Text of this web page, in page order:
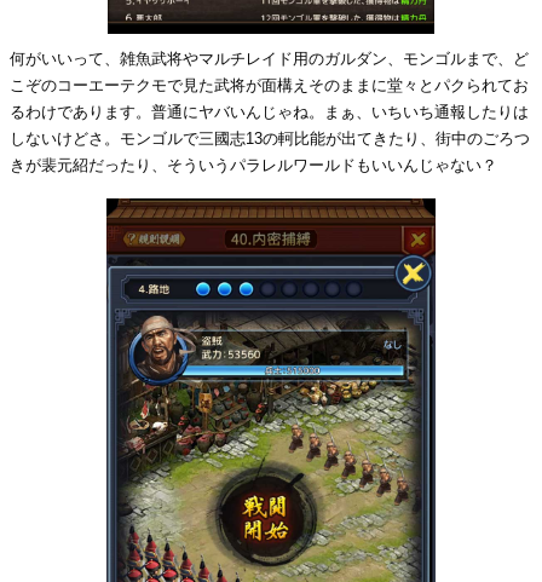
何がいいって、雑魚武将やマルチレイド用のガルダン、モンゴルまで、ど
こぞのコーエーテクモで見た武将が面構えそのままに堂々とパクられてお
るわけであります。普通にヤバいんじゃね。まぁ、いちいち通報したりは
しないけどさ。モンゴルで三國志13の軻比能が出てきたり、街中のごろつ
きが裴元紹だったり、そういうパラレルワールドもいいんじゃない？